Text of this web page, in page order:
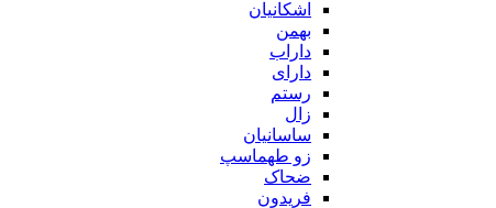
اشکانیان
بهمن
داراب
دارای
رستم
زال
ساسانیان
زو طهماسپ‏
ضحاک
فریدون